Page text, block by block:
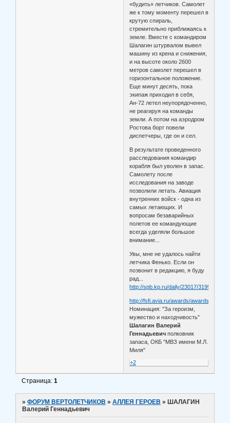
«будить» летчиков. Самолет
же к тому моменту перешел в
крутую спираль,
стремительно приближаясь к
земле. Вместе с командиром
Шалагин штурвалом вывел
машину из крена и снижения,
и на высоте около 2600
метров самолет перешел в
горизонтальное положение.
Еще минут десять, пока
экипаж приходил в себя,
Ан-72 летел неупорядоченно,
не реагируя на команды
земли. А потом на аэродром
Ростова борт повели
диспетчеры, где он и сел.
В результате проведенного
расследования командир
корабля был уволен в запас.
Самолету после
исследования на заводе
позволили летать. Авиация
внутренних войск - одна из
самых летающих. И
вопросам безаварийных
полетов ее командующие
всегда уделяли большое
внимание...
Увы, мне не удалось найти
летчика Фенько. Если он
позвонит в редакцию, я буду
рад...
http://spb.kp.ru/daily/23017/3199/
http://fsfi.avia.ru/awards/awards3.shtml
Номинация: "За героизм,
мужество и находчивость"
Шалагин Валерий
Геннадьевич полковник
запаса, ОКБ "МВЗ имени М.Л.
Миля"
+2
Страница:1
»ФОРУМ ВЕРТОЛЕТЧИКОВ »АЛЛЕЯ ГЕРОЕВ » ШАЛАГИН
Валерий Геннадьевич